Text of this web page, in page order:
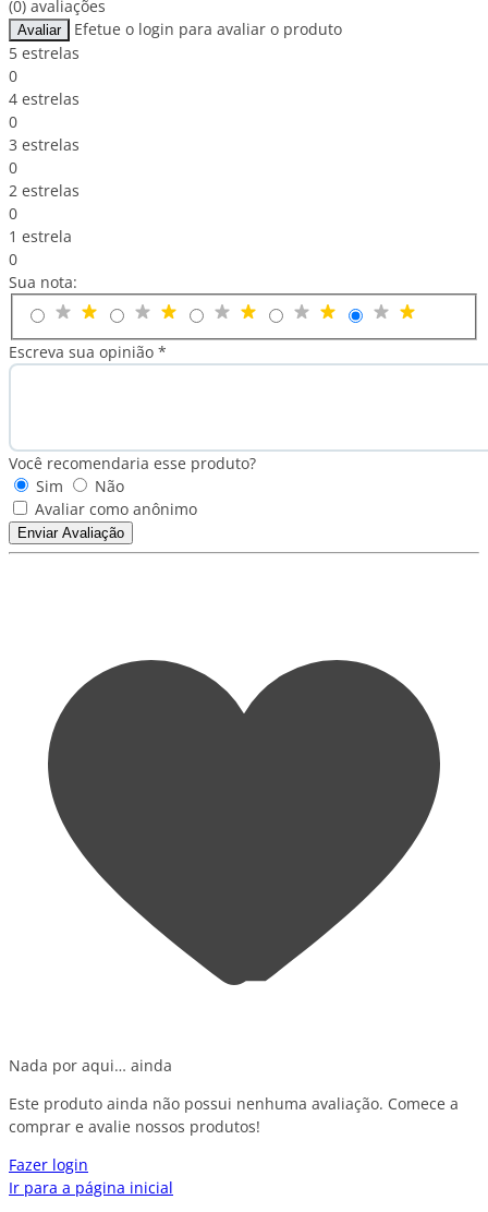
(0) avaliações
Avaliar
Efetue o login para avaliar o produto
5 estrelas
0
4 estrelas
0
3 estrelas
0
2 estrelas
0
1 estrela
0
Sua nota:
Escreva sua opinião *
Você recomendaria esse produto?
Sim
Não
Avaliar como anônimo
Enviar Avaliação
Nada por aqui… ainda
Este produto ainda não possui nenhuma avaliação. Comece a
comprar e avalie nossos produtos!
Fazer login
Ir para a página inicial